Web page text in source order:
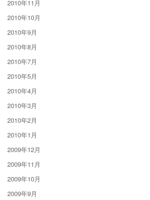
2010年11月
2010年10月
2010年9月
2010年8月
2010年7月
2010年5月
2010年4月
2010年3月
2010年2月
2010年1月
2009年12月
2009年11月
2009年10月
2009年9月